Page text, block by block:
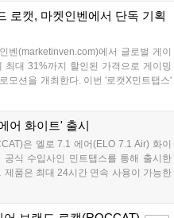
계자는 "많은 분들이 기다린 로캣 무선
다"라며, "특히, 콘(KONE) 시리즈답게
능 등이 개선된 제품을 고객들에게 소개
로캣, 마켓인벤에서 단독 기획
벤(marketinven.com)에서 글로벌 게이
최대 31%까지 할인된 가격으로 게이밍
모션을 개최한다. 이번 '로캣X민트탭스'
기계식 게이밍 키보드, 콘 퓨어 울트라
금액으로 구입할 수 있다. 또한 할인 대
무료 배송 서비스를 제공한다....
어 화이트' 출시
은 엘로 7.1 에어(ELO 7.1 Air) 화이
식 수입사인 민트탭스를 통해 출시한
제품은 최대 24시간 연속 사용이 가능한